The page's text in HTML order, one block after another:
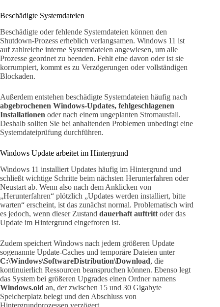
Beschädigte Systemdateien
Beschädigte oder fehlende Systemdateien können den
Shutdown-Prozess erheblich verlangsamen. Windows 11 ist
auf zahlreiche interne Systemdateien angewiesen, um alle
Prozesse geordnet zu beenden. Fehlt eine davon oder ist sie
korrumpiert, kommt es zu Verzögerungen oder vollständigen
Blockaden.
Außerdem entstehen beschädigte Systemdateien häufig nach
abgebrochenen Windows-Updates, fehlgeschlagenen
Installationen oder nach einem ungeplanten Stromausfall.
Deshalb sollten Sie bei anhaltenden Problemen unbedingt eine
Systemdateiprüfung durchführen.
Windows Update arbeitet im Hintergrund
Windows 11 installiert Updates häufig im Hintergrund und
schließt wichtige Schritte beim nächsten Herunterfahren oder
Neustart ab. Wenn also nach dem Anklicken von
„Herunterfahren“ plötzlich „Updates werden installiert, bitte
warten“ erscheint, ist das zunächst normal. Problematisch wird
es jedoch, wenn dieser Zustand dauerhaft auftritt oder das
Update im Hintergrund eingefroren ist.
Zudem speichert Windows nach jedem größeren Update
sogenannte Update-Caches und temporäre Dateien unter
C:\Windows\SoftwareDistribution\Download, die
kontinuierlich Ressourcen beanspruchen können. Ebenso legt
das System bei größeren Upgrades einen Ordner namens
Windows.old an, der zwischen 15 und 30 Gigabyte
Speicherplatz belegt und den Abschluss von
Hintergrundprozessen verzögert.